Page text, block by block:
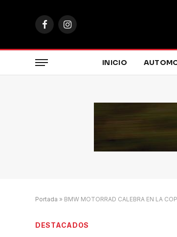
FacebookInstagram
INICIO
Portada » BMW MOTORRAD CALEBRA EN LA
DESTACADOS